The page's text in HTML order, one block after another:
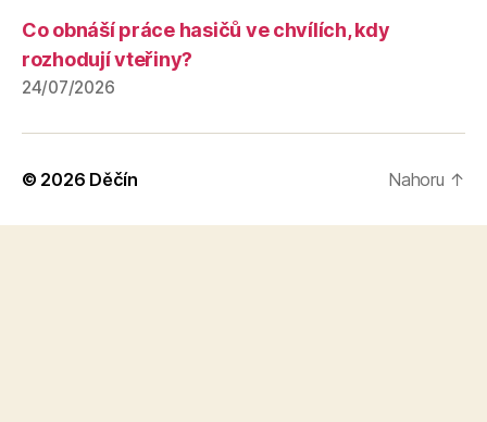
Co obnáší práce hasičů ve chvílích, kdy
rozhodují vteřiny?
24/07/2026
© 2026 Děčín Nahoru ↑